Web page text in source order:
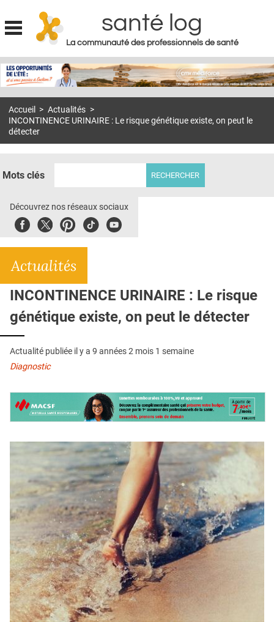
Jump to navigation
santé log
La communauté des professionnels de santé
MON COMPTE
S'ABONNER À LA REVUE SOIN À DOMICILE
E-REVUE SAD
THÉMA
CONTACT
Accueil > Actualités >
INCONTINENCE URINAIRE : Le risque génétique existe, on peut le
détecter
Mots clés
Découvrez nos réseaux sociaux
FacebookTwitterPinterest
TiktokYoubute
Actualités
INCONTINENCE URINAIRE : Le risque
génétique existe, on peut le détecter
Actualité publiée il y a 9 années 2 mois 1 semaine
Diagnostic